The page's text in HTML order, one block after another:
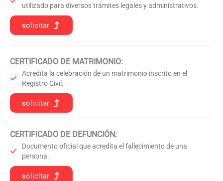
utilizado para diversos trámites legales y administrativos.
solicitar
CERTIFICADO DE MATRIMONIO:
Acredita la celebración de un matrimonio inscrito en el
Registro Civil.
solicitar
CERTIFICADO DE DEFUNCIÓN:
Documento oficial que acredita el fallecimiento de una
persona.
solicitar